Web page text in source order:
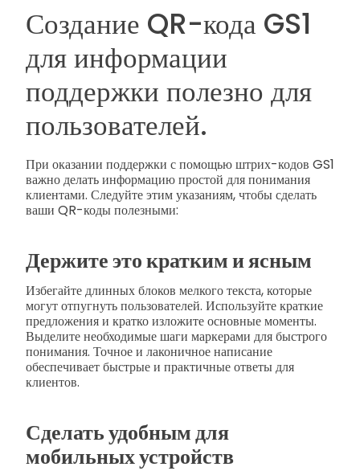
Создание QR-кода GS1
для информации
поддержки полезно для
пользователей.
При оказании поддержки с помощью штрих-кодов GS1
важно делать информацию простой для понимания
клиентами. Следуйте этим указаниям, чтобы сделать
ваши QR-коды полезными:
Держите это кратким и ясным
Избегайте длинных блоков мелкого текста, которые
могут отпугнуть пользователей. Используйте краткие
предложения и кратко изложите основные моменты.
Выделите необходимые шаги маркерами для быстрого
понимания. Точное и лаконичное написание
обеспечивает быстрые и практичные ответы для
клиентов.
Сделать удобным для
мобильных устройств